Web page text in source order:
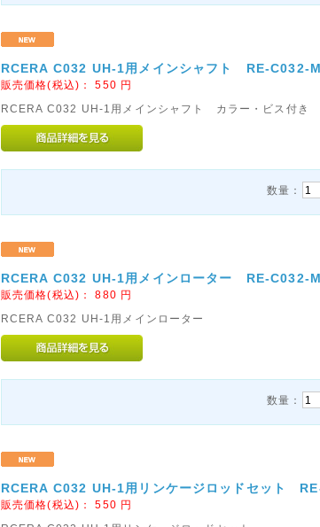
RCERA C032 UH-1用メインシャフト RE-C032-
販売価格(税込)：550 円
RCERA C032 UH-1用メインシャフト カラー・ビス付き
数量：
RCERA C032 UH-1用メインローター RE-C032-
販売価格(税込)：880 円
RCERA C032 UH-1用メインローター
数量：
RCERA C032 UH-1用リンケージロッドセット
販売価格(税込)：550 円